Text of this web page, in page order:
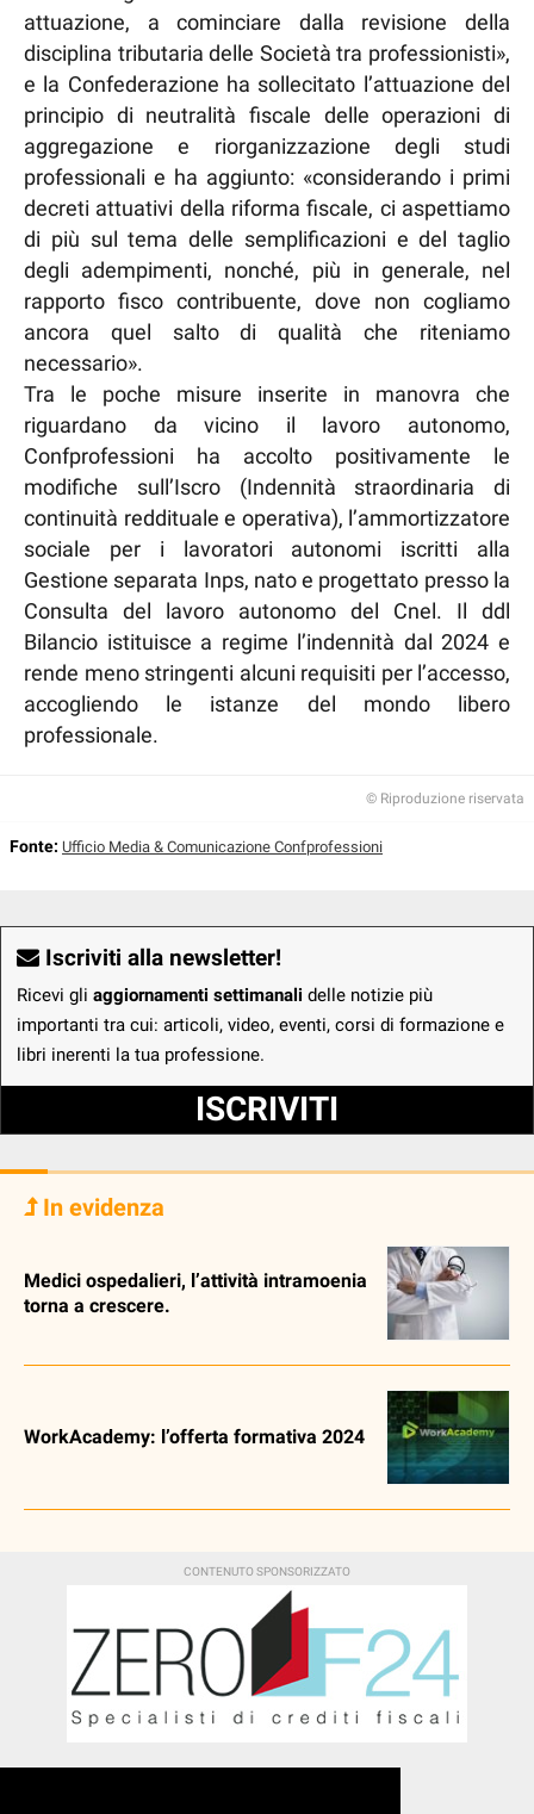
attuazione, a cominciare dalla revisione della
disciplina tributaria delle Società tra professionisti»,
e la Confederazione ha sollecitato l’attuazione del
principio di neutralità fiscale delle operazioni di
aggregazione e riorganizzazione degli studi
professionali e ha aggiunto: «considerando i primi
decreti attuativi della riforma fiscale, ci aspettiamo
di più sul tema delle semplificazioni e del taglio
degli adempimenti, nonché, più in generale, nel
rapporto fisco contribuente, dove non cogliamo
ancora quel salto di qualità che riteniamo
necessario».
Tra le poche misure inserite in manovra che
riguardano da vicino il lavoro autonomo,
Confprofessioni ha accolto positivamente le
modifiche sull’Iscro (Indennità straordinaria di
continuità reddituale e operativa), l’ammortizzatore
sociale per i lavoratori autonomi iscritti alla
Gestione separata Inps, nato e progettato presso la
Consulta del lavoro autonomo del Cnel. Il ddl
Bilancio istituisce a regime l’indennità dal 2024 e
rende meno stringenti alcuni requisiti per l’accesso,
accogliendo le istanze del mondo libero
professionale.
© Riproduzione riservata
Fonte: Ufficio Media & Comunicazione Confprofessioni
Iscriviti alla newsletter!
Ricevi gli aggiornamenti settimanali delle notizie più
importanti tra cui: articoli, video, eventi, corsi di formazione e
libri inerenti la tua professione.
ISCRIVITI
In evidenza
Medici ospedalieri, l’attività intramoenia
torna a crescere.
WorkAcademy: l’offerta formativa 2024